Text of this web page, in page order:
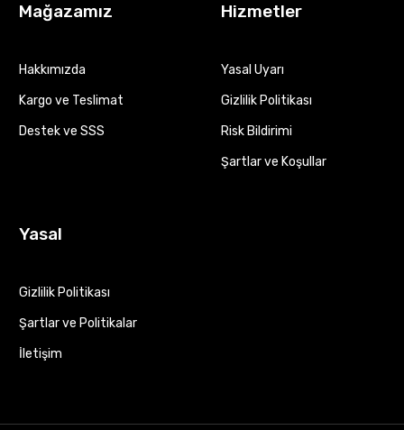
Mağazamız
Hakkımızda
Kargo ve Teslimat
Destek ve SSS
Hizmetler
Yasal Uyarı
Gizlilik Politikası
Risk Bildirimi
Şartlar ve Koşullar
Yasal
Gizlilik Politikası
Şartlar ve Politikalar
İletişim